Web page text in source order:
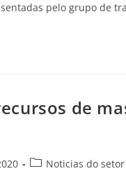
pelo grupo de
de
Noticias do setor